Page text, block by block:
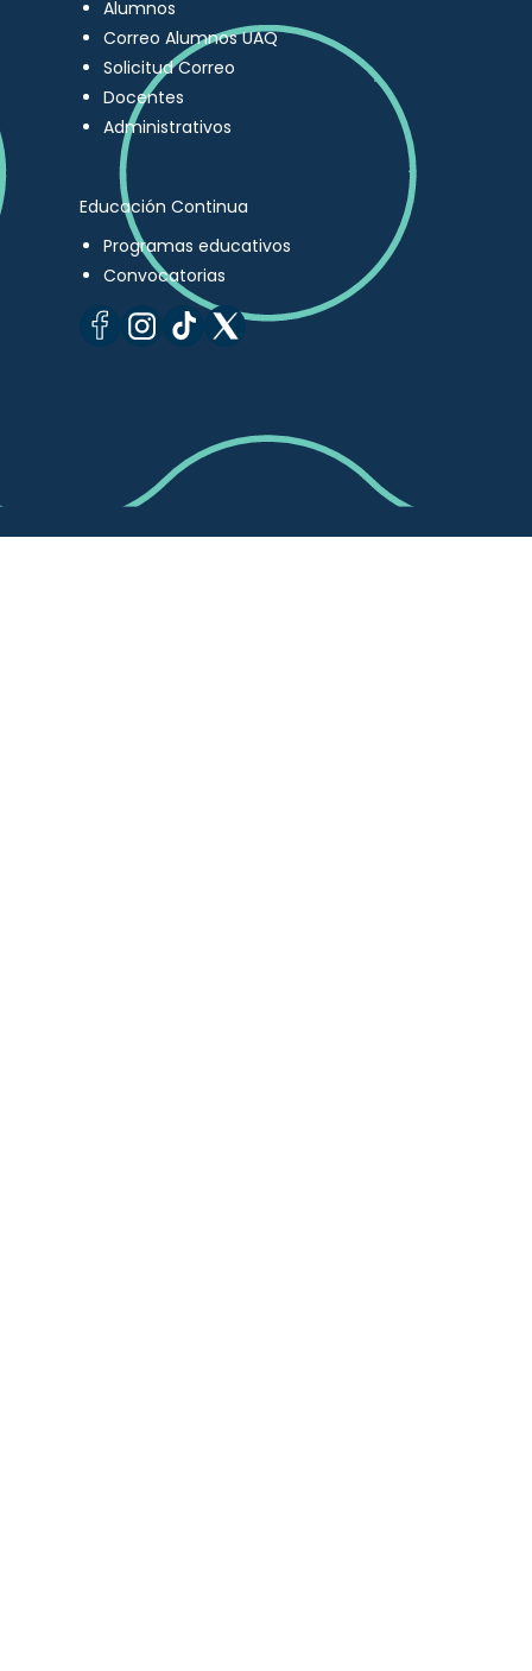
Alumnos
Correo Alumnos UAQ
Solicitud Correo
Docentes
Administrativos
Educación Continua
Programas educativos
Convocatorias